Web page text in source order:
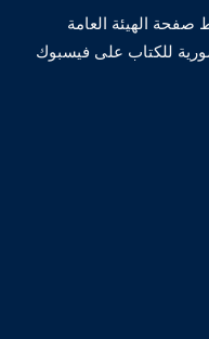
صفحة الهيئة العامة
للكتاب على فيسبوك